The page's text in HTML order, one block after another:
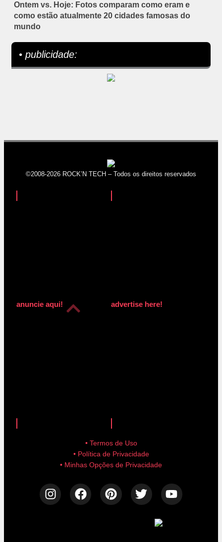
Ontem vs. Hoje: Fotos comparam como eram e
como estão atualmente 20 cidades famosas do
mundo
• publicidade:
©2008-2026 ROCK’N TECH – Todos os direitos reservados
anuncie aqui! advertise here!
• Termos de Uso
• Política de Privacidade
• Minhas Opções de Privacidade